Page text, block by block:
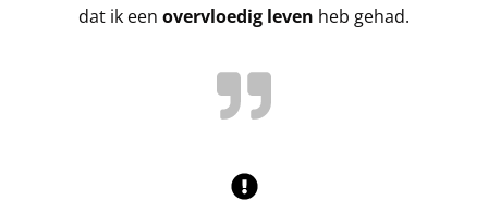
dat ik een overvloedig leven heb gehad.